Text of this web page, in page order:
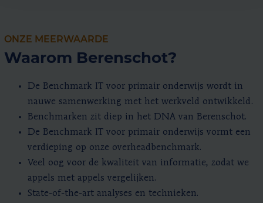
ONZE MEERWAARDE
Waarom Berenschot?
De Benchmark IT voor primair onderwijs wordt in
nauwe samenwerking met het werkveld ontwikkeld.
Benchmarken zit diep in het DNA van Berenschot.
De Benchmark IT voor primair onderwijs vormt een
verdieping op onze overheadbenchmark.
Veel oog voor de kwaliteit van informatie, zodat we
appels met appels vergelijken.
State-of-the-art analyses en technieken.